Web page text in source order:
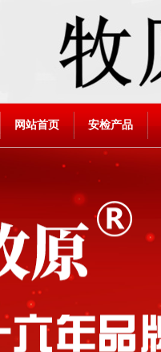
网站首页 安检产品